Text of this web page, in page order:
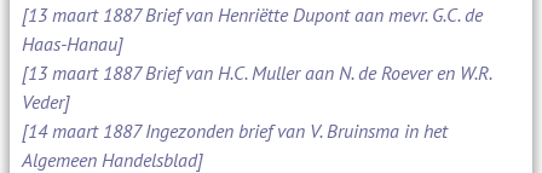
[13 maart 1887 Brief van Henriëtte Dupont aan mevr. G.C. de
Haas-Hanau]
[13 maart 1887 Brief van H.C. Muller aan N. de Roever en W.R.
Veder]
[14 maart 1887 Ingezonden brief van V. Bruinsma in het
Algemeen Handelsblad]